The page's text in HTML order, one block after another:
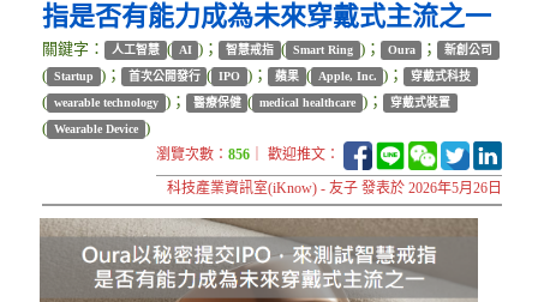
指是否有能力成為未來穿戴式主流之一
關鍵字： 人工智慧 ( AI )； 智慧戒指 ( Smart Ring )； Oura ； 新創公司
( Startup )； 首次公開發行 ( IPO )； 蘋果 ( Apple, Inc. )； 穿戴式科技
( wearable technology )； 醫療保健 ( medical healthcare )； 穿戴式裝置
( Wearable Device )
瀏覽次數：856 ｜ 歡迎推文：
科技產業資訊室(iKnow) - 友子 發表於 2026年5月26日